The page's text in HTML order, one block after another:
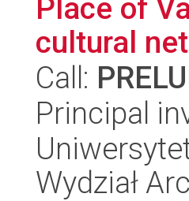
Place of
cultural
Call:
Principal
Wydział